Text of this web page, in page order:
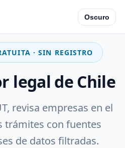
Oscuro
· SIN REGISTRO
legal de Chile
revisa empresas en el
trámites con fuentes
de datos filtradas.